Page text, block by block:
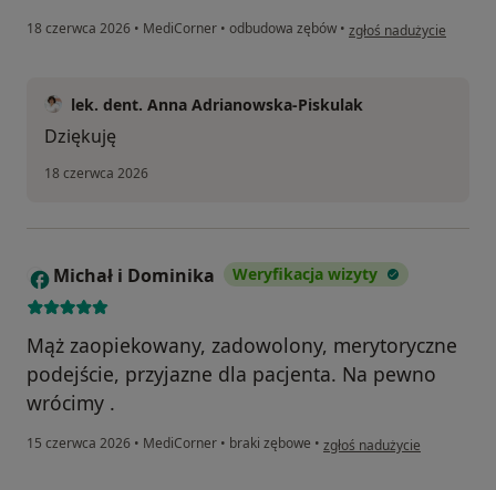
18 czerwca 2026 • MediCorner • odbudowa zębów • w opinii użytkownika
zgłoś nadużycie
lek. dent. Anna Adrianowska-Piskulak
Dziękuję
18 czerwca 2026
M Michał i Dominika Weryfikacja wizyty
Mąż zaopiekowany, zadowolony, merytoryczne
podejście, przyjazne dla pacjenta. Na pewno
wrócimy .
15 czerwca 2026 • MediCorner • braki zębowe • w opinii użytkownika
zgłoś nadużycie